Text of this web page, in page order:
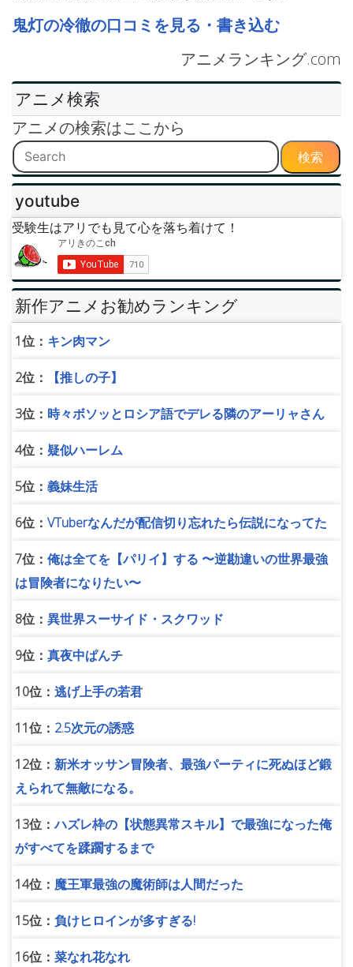
鬼灯の冷徹の口コミを見る・書き込む
アニメランキング.com
アニメ検索
アニメの検索はここから
検索
youtube
受験生はアリでも見て心を落ち着けて！
新作アニメお勧めランキング
1位： キン肉マン
2位： 【推しの子】
3位： 時々ボソッとロシア語でデレる隣のアーリャさん
4位： 疑似ハーレム
5位： 義妹生活
6位： VTuberなんだが配信切り忘れたら伝説になってた
7位： 俺は全てを【パリイ】する 〜逆勘違いの世界最強
は冒険者になりたい〜
8位： 異世界スーサイド・スクワッド
9位： 真夜中ぱんチ
10位： 逃げ上手の若君
11位： 2.5次元の誘惑
12位： 新米オッサン冒険者、最強パーティに死ぬほど鍛
えられて無敵になる。
13位：ハズレ枠の【状態異常スキル】で最強になった俺
がすべてを蹂躙するまで
14位： 魔王軍最強の魔術師は人間だった
15位： 負けヒロインが多すぎる!
16位： 菜なれ花なれ